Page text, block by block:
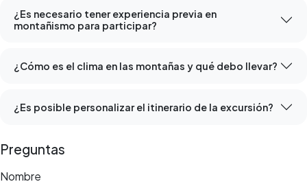
¿Es necesario tener experiencia previa en
montañismo para participar?
¿Cómo es el clima en las montañas y qué debo llevar?
¿Es posible personalizar el itinerario de la excursión?
Preguntas
Nombre